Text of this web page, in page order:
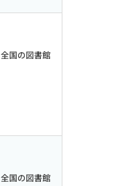
全国の図書館
全国の図書館